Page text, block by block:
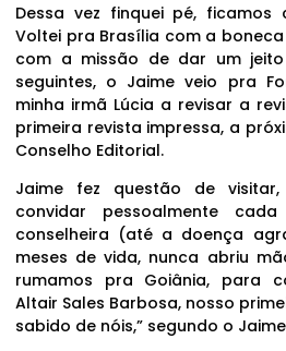
Dessa vez finquei pé,
Voltei pra Brasília com a
com a missão de dar um
seguintes, o Jaime veio pra
minha irmã Lúcia a revisar a
primeira revista impressa, a
Conselho Editorial.
Jaime fez questão de
convidar pessoalmente
conselheira (até a doença
meses de vida, nunca abriu
rumamos pra Goiânia, para
Altair Sales Barbosa, nosso
sabido de nóis,” segundo o